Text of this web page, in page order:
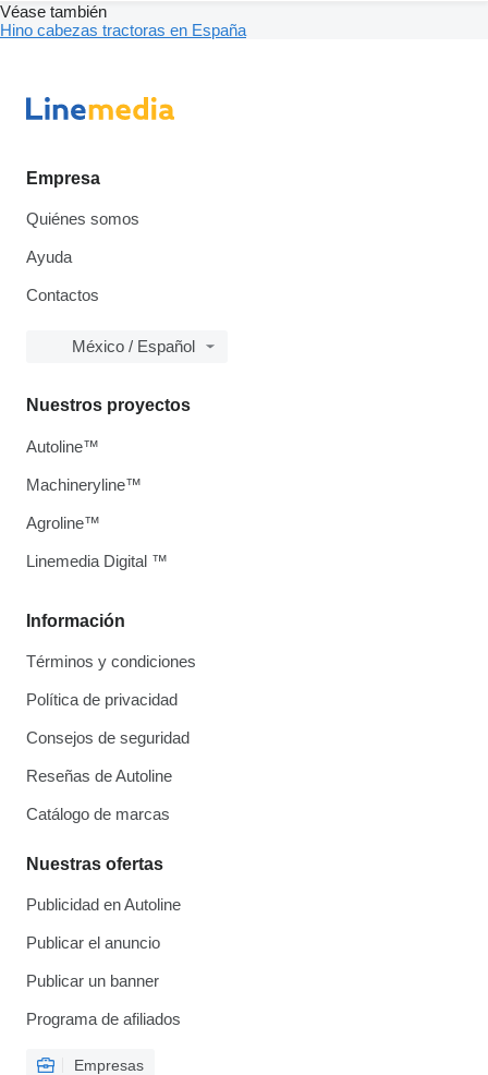
Véase también
Hino cabezas tractoras en España
Empresa
Quiénes somos
Ayuda
Contactos
México / Español
Información
Términos y condiciones
Política de privacidad
Consejos de seguridad
Reseñas de Autoline
Catálogo de marcas
Nuestras ofertas
Publicidad en Autoline
Publicar el anuncio
Publicar un banner
Programa de afiliados
Empresas
Nuestros proyectos
Autoline™
Machineryline™
Agroline™
Linemedia Digital ™